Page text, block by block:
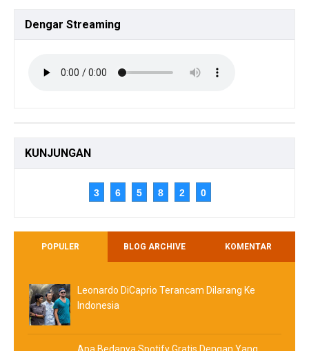
Dengar Streaming
KUNJUNGAN
3 6 5 8 2 0
POPULER BLOG ARCHIVE KOMENTAR
Leonardo DiCaprio Terancam Dilarang Ke
Indonesia
Apa Bedanya Spotify Gratis Dengan Yang